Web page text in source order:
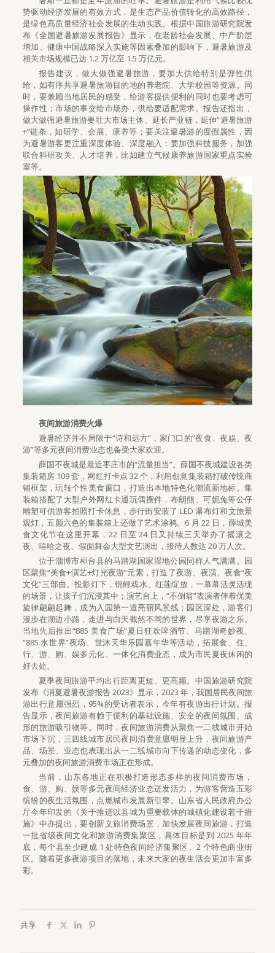
势驱动经济发展的有效方式，是生态产品价值转化的高效路径，
是绿色高质量经济社会发展的生动实践。根据中国旅游研究院发
布《全国避暑旅游发展报告》显示，在老龄社会发展、中产阶层
增加、健康中国战略深入实施等因素叠加的影响下，避暑旅游及
相关市场规模已达 1.2 万亿至 1.5 万亿元。
报告建议，做大做强避暑旅游，要加大供给特别是弹性供
给，如有序共享避暑旅游目的地的养老院、大学校园等资源。同
时，要兼顾当地居民的感受，给游客提供便利的同时也要考虑可
操作性；市场的事交给市场办，供给要适配需求。报告还指出，
做大做强避暑旅游要壮大市场主体、延长产业链，延伸“避暑旅游
+”链条，如研学、会展、康养等；要关注避暑游的度假属性，因
为避暑游客更注重深度体验、深度融入；要加强科技服务，加强
联合科研攻关、人才培养，比如建立气候康养旅游国家重点实验
室等。
夜间旅游消费火爆
避暑经济并不局限于“诗和远方”，家门口的“夜食、夜娱、夜
游”等多元夜间消费业态也备受大家欢迎。
薛国不夜城是最近枣庄市的“流量担当”。薛国不夜城建设各类
集装箱房 109 套，网红打卡点 32 个，利用创意集装箱打破传统商
铺框架，玩转个性美食窗口，打造出本地特色化潮流新地标。集
装箱搭配了大型户外网红卡通玩偶摆件，布朗熊、可妮兔等公仔
雕塑可供游客拍照打卡休息，步行街安装了 LED 瀑布灯和文旅景
观灯，五颜六色的集装箱上还做了艺术涂鸦。6 月 22 日，薛城美
食文化节在这里开幕，22 日至 24 日又持续三天举办了摇滚之
夜、嘻哈之夜、假面舞会大型文艺演出，接待人数达 20 万人次。
位于淄博市桓台县的马踏湖国家湿地公园同样人气满满。园
区聚焦“美食+演艺+灯光夜游”元素，打造了夜游、夜演、夜食“夜
文化”三部曲。投影灯下，锦鲤戏水、红莲绽放，一幕幕活灵活现
的场景，让孩子们沉浸其中；演艺台上，“不倒翁”表演者伴着优美
旋律翩翩起舞，成为入园第一道亮丽风景线；园区深处，游客们
漫步在湖边小路，走进与白天截然不同的世界，尽享夜游之乐。
当地先后推出“885 美食广场”夏日狂欢啤酒节、马踏湖奇妙夜、
“885 水世界”夜场、世沐天华乐园嘉年华等活动，拓展食、住、
行、游、购、娱多元化、一体化消费业态，成为市民夏夜休闲的
好去处。
夏季夜间旅游平均出行距离更短、更高频。中国旅游研究院
发布《消夏避暑夜游报告 2023》显示，2023 年，我国居民夜间旅
游出行意愿强烈，95%的受访者表示，今年有夜游出行计划。报
告显示，夜间旅游有赖于便利的基础设施、安全的夜间氛围、成
形的旅游吸引物等。同时，夜间旅游消费从聚焦一二线城市开始
市场下沉，三四线城市居民夜间消费意愿明显上升，夜间旅游产
品、场景、业态也表现出从一二线城市向下传递的动态变化，多
元叠加的夜间旅游消费市场正在形成。
当前，山东各地正在积极打造形态多样的夜间消费市场，
食、游、购、娱等多元夜间经济业态迸发活力，为游客营造五彩
缤纷的夜生活氛围，点燃城市发展新引擎。山东省人民政府办公
厅今年印发的《关于推进以县城为重要载体的城镇化建设若干措
施》中亦提出，要创新文旅消费场景，加快发展夜间旅游，打造
一批省级夜间文化和旅游消费集聚区，具体目标是到 2025 年年
底，每个县至少建成 1 处特色夜间经济集聚区、2 个特色商业街
区。随着更多夜游项目的落地，未来大家的夜生活会更加丰富多
彩。
共享